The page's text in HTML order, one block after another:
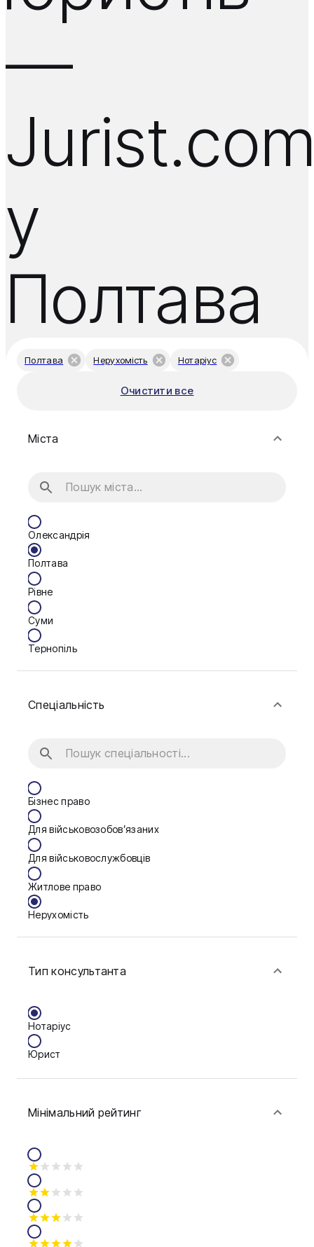
—
у
Полтава
Полтава Нерухомість Нотаріус
Очистити все
Міста
Олександрія
Полтава
Рівне
Суми
Тернопіль
Житомир
Львів
Спеціальність
Бізнес право
Для військовозобов’язаних
Для військовослужбовців
Житлове право
Нерухомість
Фінанси
Тип консультанта
Нотаріус
Юрист
Мінімальний рейтинг